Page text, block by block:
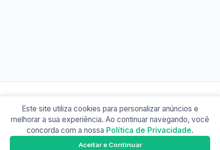
© 2026 Busão BR
Sobre Contato Política de Privacidade
Este site utiliza cookies para personalizar anúncios e
melhorar a sua experiência. Ao continuar navegando, você
concorda com a nossa Política de Privacidade.
Aceitar e Continuar